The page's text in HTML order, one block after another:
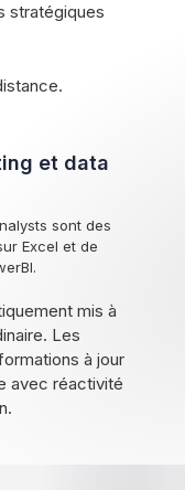
stratégiques
et data
sont des
Excel et de
mis à
Les
à jour
avec réactivité